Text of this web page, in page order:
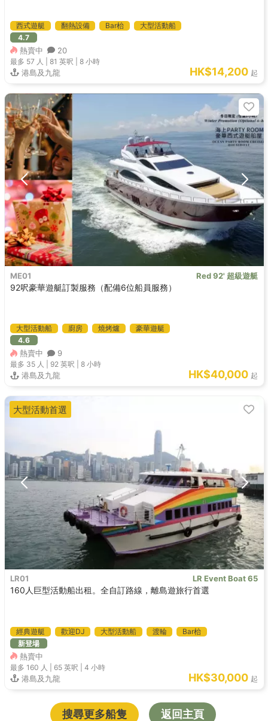
西式遊艇 翻熱設備 Bar枱
大型活動船
4.7
熱賣中 20
最多 57 人 |81 英呎 |8 小時
港島及九龍 HK$14,200 起
ME01 Red 92' 超級遊艇
92呎豪華遊艇訂製服務（配備6位船員服務）
大型活動船 廚房 燒烤爐
豪華遊艇
4.6
熱賣中 9
最多 35 人 | 92 英呎 |8 小時
港島及九龍 HK$40,000 起
LR01 LR Event Boat 65
160人巨型活動船出租。全自訂路線，離島遊旅行首選
經典遊艇 歡迎DJ 大型活動船 渡輪
Bar枱
新登場
熱賣中
最多 160 人 | 65 英呎 |4 小時
港島及九龍 HK$30,000 起
大型活動首選
搜尋更多船隻 返回主頁